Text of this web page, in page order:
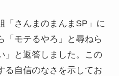
「さんまのまんまSP」に
「モテるやろ」と尋ねら
」と返答しました。この
る自信のなさを示してお